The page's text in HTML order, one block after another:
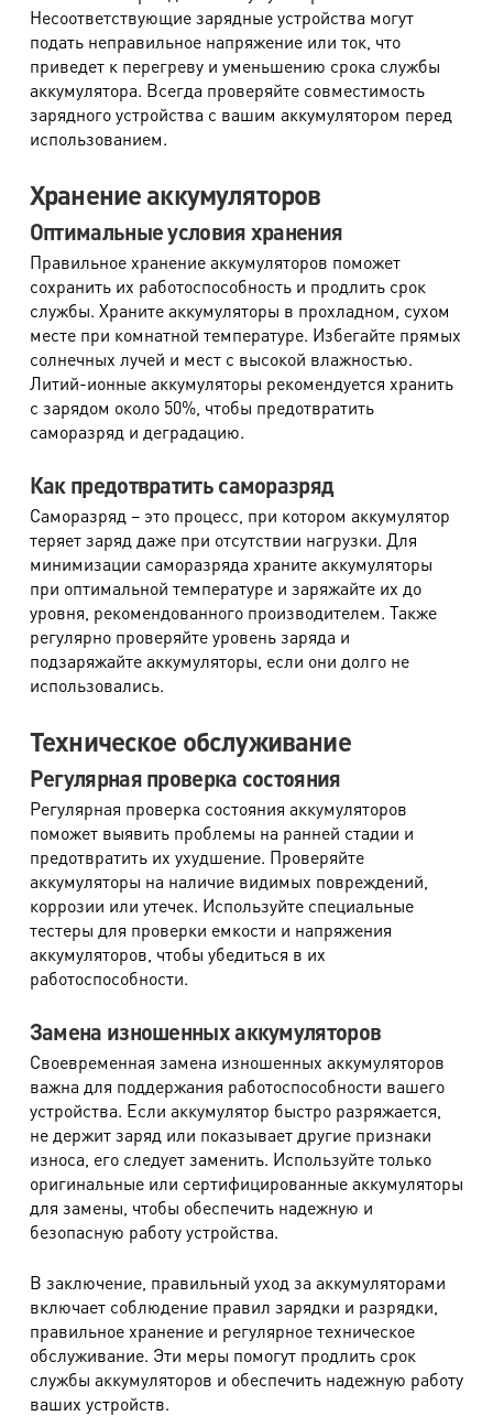
Несоответствующие зарядные устройства могут
подать неправильное напряжение или ток, что
приведет к перегреву и уменьшению срока службы
аккумулятора. Всегда проверяйте совместимость
зарядного устройства с вашим аккумулятором перед
использованием.
Хранение аккумуляторов
Оптимальные условия хранения
Правильное хранение аккумуляторов поможет
сохранить их работоспособность и продлить срок
службы. Храните аккумуляторы в прохладном, сухом
месте при комнатной температуре. Избегайте прямых
солнечных лучей и мест с высокой влажностью.
Литий-ионные аккумуляторы рекомендуется хранить
с зарядом около 50%, чтобы предотвратить
саморазряд и деградацию.
Как предотвратить саморазряд
Саморазряд – это процесс, при котором аккумулятор
теряет заряд даже при отсутствии нагрузки. Для
минимизации саморазряда храните аккумуляторы
при оптимальной температуре и заряжайте их до
уровня, рекомендованного производителем. Также
регулярно проверяйте уровень заряда и
подзаряжайте аккумуляторы, если они долго не
использовались.
Техническое обслуживание
Регулярная проверка состояния
Регулярная проверка состояния аккумуляторов
поможет выявить проблемы на ранней стадии и
предотвратить их ухудшение. Проверяйте
аккумуляторы на наличие видимых повреждений,
коррозии или утечек. Используйте специальные
тестеры для проверки емкости и напряжения
аккумуляторов, чтобы убедиться в их
работоспособности.
Замена изношенных аккумуляторов
Своевременная замена изношенных аккумуляторов
важна для поддержания работоспособности вашего
устройства. Если аккумулятор быстро разряжается,
не держит заряд или показывает другие признаки
износа, его следует заменить. Используйте только
оригинальные или сертифицированные аккумуляторы
для замены, чтобы обеспечить надежную и
безопасную работу устройства.
В заключение, правильный уход за аккумуляторами
включает соблюдение правил зарядки и разрядки,
правильное хранение и регулярное техническое
обслуживание. Эти меры помогут продлить срок
службы аккумуляторов и обеспечить надежную работу
ваших устройств.